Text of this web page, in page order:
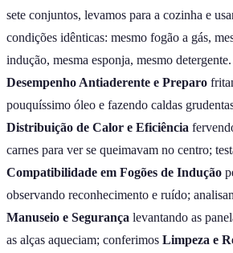
sete conjuntos, levamos para a cozinha e
condições idênticas: mesmo fogão a gás,
indução, mesma esponja, mesmo
Desempenho Antiaderente e Preparo
pouquíssimo óleo e fazendo caldas
Distribuição de Calor e Eficiência
carnes para ver se queimavam no centro;
Compatibilidade em Fogões de Indução
observando reconhecimento e ruído;
Manuseio e Segurança levantando as
as alças aqueciam; conferimos Limpeza e